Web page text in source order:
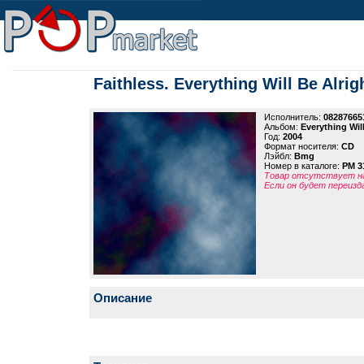
Faithless. Everything Will Be
Исполнитель:
Альбом: Everything
Год: 2004
Формат носителя: CD
Лэйбл: Bmg
Номер в каталоге: PM
Товар отсутствует
Если он будет
Описание